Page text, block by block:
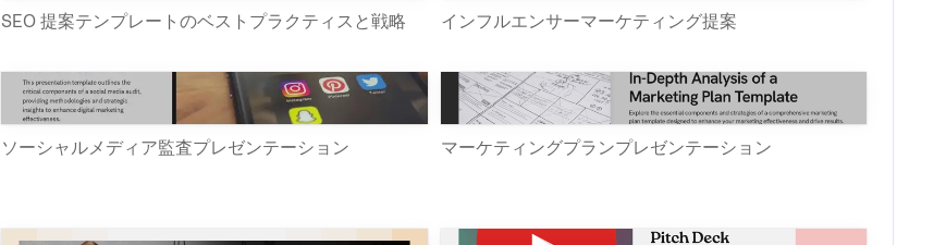
SEO 提案テンプレートのベストプラクティスと戦略 インフルエンサーマーケティング提案
ソーシャルメディア監査プレゼンテーション マーケティングプランプレゼンテーション